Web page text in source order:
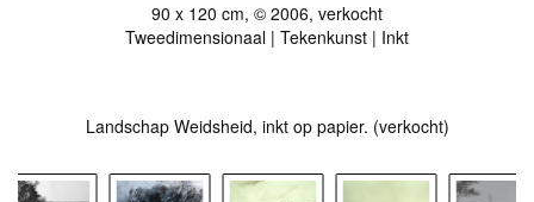
90 x 120 cm, © 2006, verkocht
Tweedimensionaal | Tekenkunst | Inkt
Landschap Weidsheid, inkt op papier. (verkocht)